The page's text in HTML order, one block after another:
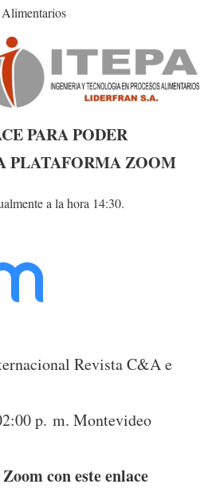
Alimentarios
PARA PODER
PLATAFORMA ZOOM
a la hora 14:30.
Revista C&A e
p. m. Montevideo
con este enlace